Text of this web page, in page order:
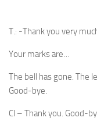
T.: -Thank you very
Your marks are…
The bell has gone. The
Good-bye.
Cl – Thank you. Good-